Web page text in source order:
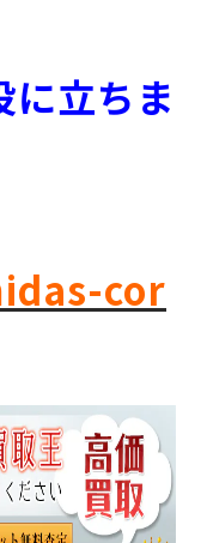
に立ちま
cor